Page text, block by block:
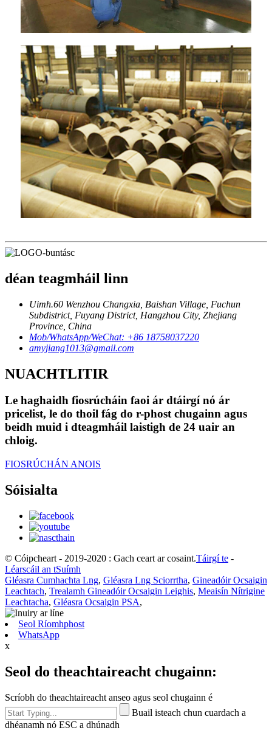
déan teagmháil linn
Uimh.60 Wenzhou Changxia, Baishan Village, Fuchun
Subdistrict, Fuyang District, Hangzhou City, Zhejiang
Province, China
Mob/WhatsApp/WeChat: +86 18758037220
amyjiang1013@gmail.com
NUACHTLITIR
Le haghaidh fiosrúcháin faoi ár dtáirgí nó ár
pricelist, le do thoil fág do r-phost chugainn agus
beidh muid i dteagmháil laistigh de 24 uair an
chloig.
FIOSRÚCHÁN ANOIS
Sóisialta
© Cóipcheart - 2019-2020 : Gach ceart ar cosaint.Táirgí te -
Léarscáil an tSuímh
Gléasra Cumhachta Lng, Gléasra Lng Sciorrtha, Gineadóir Ocsaigin
Leachtach, Trealamh Gineadóir Ocsaigin Leighis, Meaisín Nítrigine
Leachtacha, Gléasra Ocsaigin PSA,
Seol Ríomhphost
WhatsApp
x
Seol do theachtaireacht chugainn:
Scríobh do theachtaireacht anseo agus seol chugainn é
Buail isteach chun cuardach a
dhéanamh nó ESC a dhúnadh